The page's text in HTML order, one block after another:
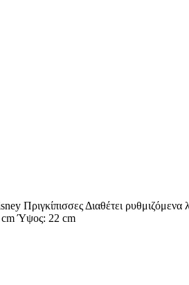
Πριγκίπισσες Διαθέτει ρυθμιζόμενα
cm Ύψος: 22 cm